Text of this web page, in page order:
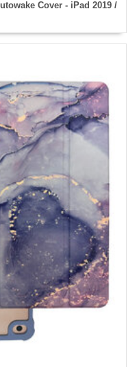
Cover - iPad 2019 /
- 7e / 8e / 9e generatie